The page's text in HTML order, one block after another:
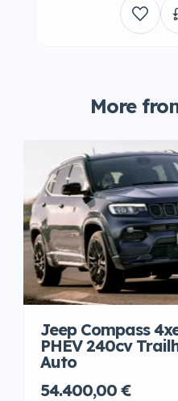
More
Jeep Compass
PHEV 240cv
Auto
54.400,00 €